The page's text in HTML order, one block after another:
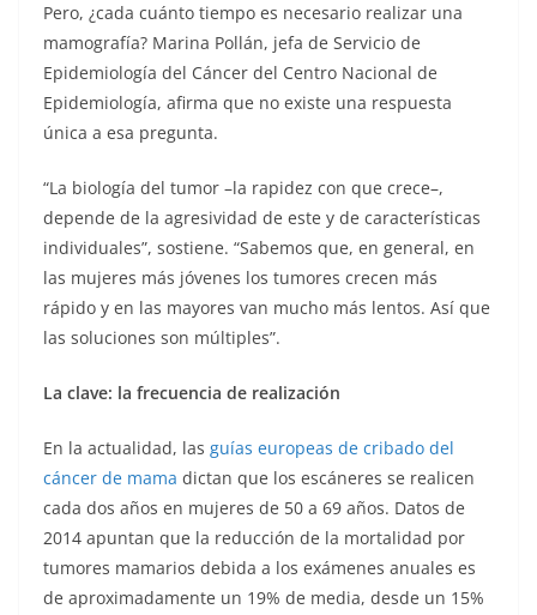
Pero, ¿cada cuánto tiempo es necesario realizar una
mamografía? Marina Pollán, jefa de Servicio de
Epidemiología del Cáncer del Centro Nacional de
Epidemiología, afirma que no existe una respuesta
única a esa pregunta.
“La biología del tumor –la rapidez con que crece–,
depende de la agresividad de este y de características
individuales”, sostiene. “Sabemos que, en general, en
las mujeres más jóvenes los tumores crecen más
rápido y en las mayores van mucho más lentos. Así que
las soluciones son múltiples”.
La clave: la frecuencia de realización
En la actualidad, las guías europeas de cribado del
cáncer de mama dictan que los escáneres se realicen
cada dos años en mujeres de 50 a 69 años. Datos de
2014 apuntan que la reducción de la mortalidad por
tumores mamarios debida a los exámenes anuales es
de aproximadamente un 19% de media, desde un 15%